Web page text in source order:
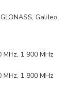
Galileo,
MHz, 1 900 MHz
MHz, 1 800 MHz